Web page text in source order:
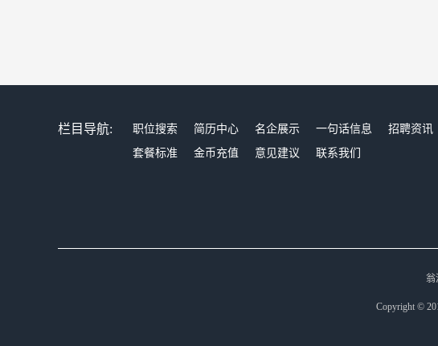
栏目导航: 职位搜索 简历中心 名企展示 一句话信息 招聘资讯
套餐标准
金币充值 意见建议 联系我们
翁
Copyright ©